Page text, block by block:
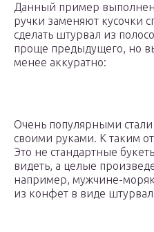
Данный пример
ручки заменяют кусочки
сделать штурвал из
проще предыдущего, но
менее аккуратно:
Очень популярными
своими руками. К таким
Это не стандартные
видеть, а целые
например, мужчине-
из конфет в виде